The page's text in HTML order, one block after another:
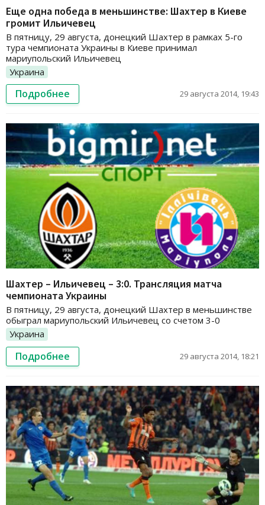
Еще одна победа в меньшинстве: Шахтер в Киеве
громит Ильичевец
В пятницу, 29 августа, донецкий Шахтер в рамках 5-го
тура чемпионата Украины в Киеве принимал
мариупольский Ильичевец
Украина
Подробнее 29 августа 2014, 19:43
Шахтер – Ильичевец – 3:0. Трансляция матча
чемпионата Украины
В пятницу, 29 августа, донецкий Шахтер в меньшинстве
обыграл мариупольский Ильичевец со счетом 3-0
Украина
Подробнее 29 августа 2014, 18:21